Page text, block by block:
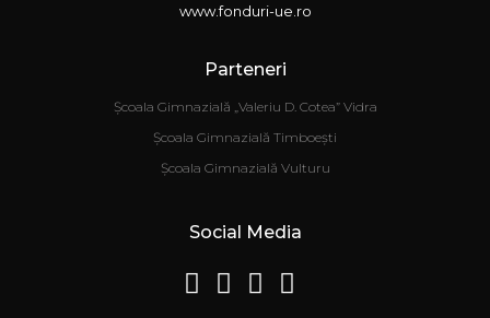
www.fonduri-ue.ro
Parteneri
Școala Gimnazială „Valeriu D. Cotea” Vidra
Școala Gimnazială Timboești
Școala Gimnazială Vulturu
Social Media